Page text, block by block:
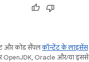
और कोड सैंपलकॉन्टेंट के लाइसेंस
OpenJDK, Oracle और/या